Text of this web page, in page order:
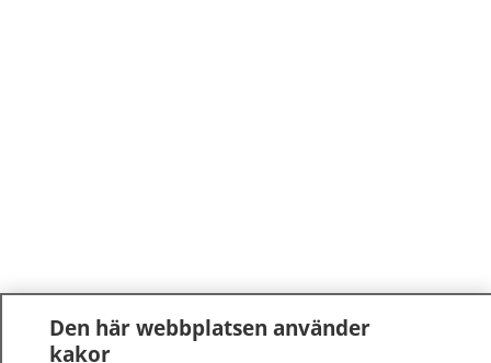
Den här webbplatsen använder
kakor